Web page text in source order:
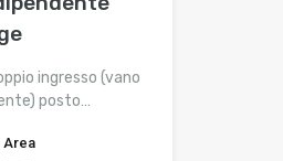
ingresso (vano
posto…
Area